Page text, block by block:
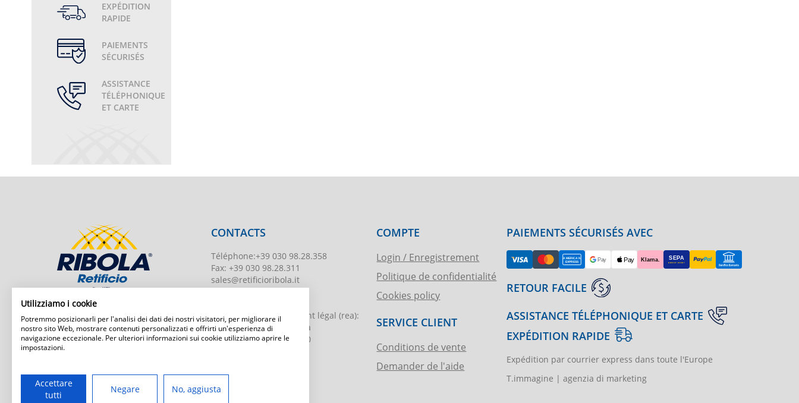
EXPÉDITION
RAPIDE
PAIEMENTS
SÉCURISÉS
ASSISTANCE
TÉLÉPHONIQUE
ET CARTE
25040 Timoline di C.F. (BS)
CONTACTS
Téléphone:+39 030 98.28.358
Fax: +39 030 98.28.311
sales@retificioribola.it
Numéro d'enregistrement légal (rea):
BS-203951 Uff. di Brescia
Capital social:€ 51.000,00
www.retificioribola.it
COMPTE
Login / Enregistrement
Politique de confidentialité
Cookies policy
SERVICE CLIENT
Conditions de vente
Demander de l'aide
PAIEMENTS SÉCURISÉS AVEC
RETOUR FACILE
ASSISTANCE TÉLÉPHONIQUE ET CARTE
EXPÉDITION RAPIDE
Expédition par courrier express dans toute l'Europe
T.immagine | agenzia di marketing
Utilizziamo i cookie
Potremmo posizionarli per l'analisi dei dati dei nostri visitatori, per migliorare il
nostro sito Web, mostrare contenuti personalizzati e offrirti un'esperienza di
navigazione eccezionale. Per ulteriori informazioni sui cookie utilizziamo aprire le
impostazioni.
Accettare
tutti
Negare No, aggiusta